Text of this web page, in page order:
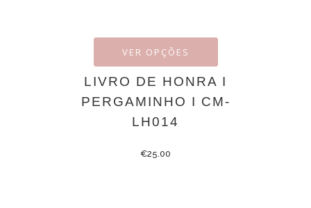
VER OPÇÕES
LIVRO DE HONRA I
PERGAMINHO I CM-
LH014
€25.00